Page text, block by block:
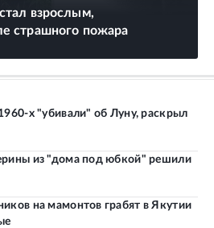
взрослым,
страшного пожара
х "убивали" об Луну, раскрыл
из "дома под юбкой" решили
на мамонтов грабят в Якутии